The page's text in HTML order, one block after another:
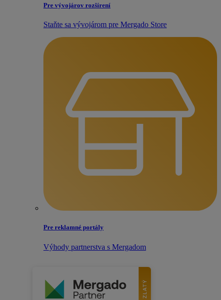
Pre vývojárov rozšírení
Staňte sa vývojárom pre Mergado Store
Pre reklamné portály
Výhody partnerstva s Mergadom